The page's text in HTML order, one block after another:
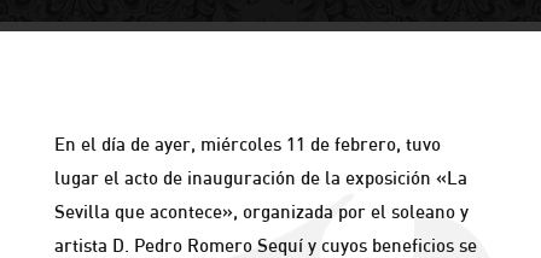
En el día de ayer, miércoles 11 de febrero, tuvo
lugar el acto de inauguración de la exposición «La
Sevilla que acontece», organizada por el soleano y
artista D. Pedro Romero Sequí y cuyos beneficios se